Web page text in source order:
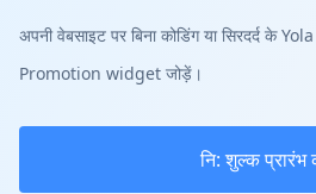
अपनी वेबसाइट पर बिना कोडिंग या सिरदर्द के
Promotion widget जोड़ें।
नि: शुल्क प्रारंभ